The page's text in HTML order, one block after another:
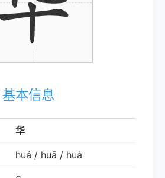
基本信息
华
huá / huā / huà